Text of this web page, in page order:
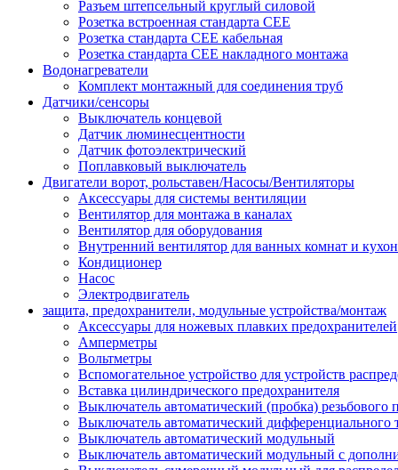
Разъем штепсельный круглый силовой
Розетка встроенная стандарта CEE
Розетка стандарта СЕЕ кабельная
Розетка стандарта СЕЕ накладного монтажа
Водонагреватели
Комплект монтажный для соединения труб
Датчики/сенсоры
Выключатель концевой
Датчик люминесцентности
Датчик фотоэлектрический
Поплавковый выключатель
Двигатели ворот, рольставен/Насосы/Вентиляторы
Аксессуары для системы вентиляции
Вентилятор для монтажа в каналах
Вентилятор для оборудования
Внутренний вентилятор для ванных комнат и
Кондиционер
Насос
Электродвигатель
защита, предохранители, модульные устройства/монтаж
Аксессуары для ножевых плавких предохранителей
Амперметры
Вольтметры
Вспомогательное устройство для устройств
Вставка цилиндрического предохранителя
Выключатель автоматический (пробка) резьбового
Выключатель автоматический дифференциального
Выключатель автоматический модульный
Выключатель автоматический модульный с